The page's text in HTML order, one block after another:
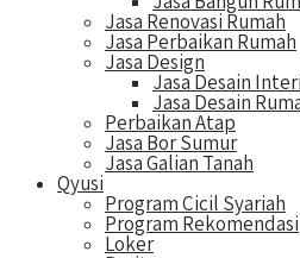
Jasa Renovasi Rumah
Jasa Perbaikan Rumah
Jasa Design
Jasa Desain
Jasa Desain
Perbaikan Atap
Jasa Bor Sumur
Jasa Galian Tanah
Qyusi
Program Cicil Syariah
Program Rekomendasi
Loker